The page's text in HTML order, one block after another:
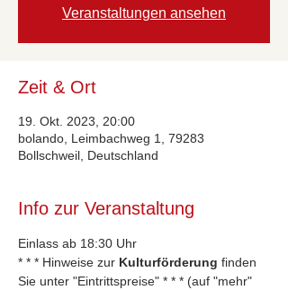
Veranstaltungen ansehen
Zeit & Ort
19. Okt. 2023, 20:00
bolando, Leimbachweg 1, 79283
Bollschweil, Deutschland
Info zur Veranstaltung
Einlass ab 18:30 Uhr
* * * Hinweise zur Kulturförderung finden
Sie unter "Eintrittspreise" * * * (auf "mehr"